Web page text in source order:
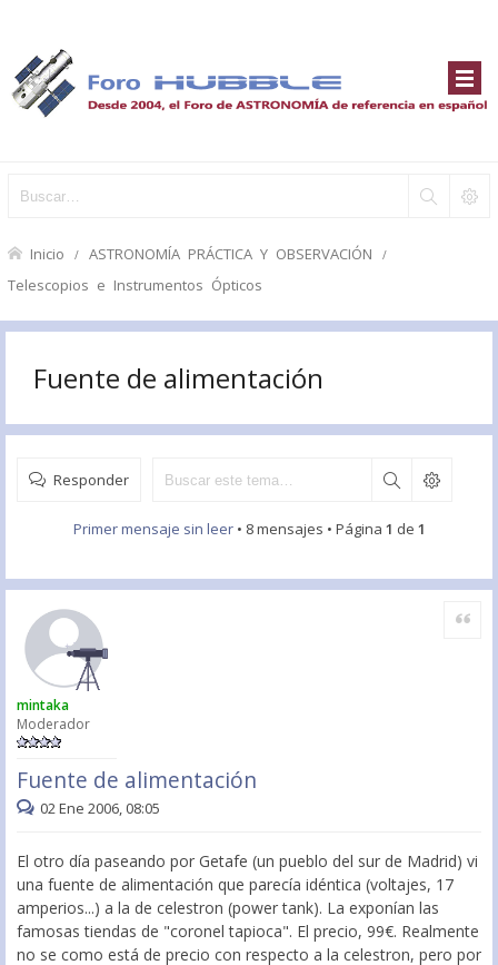
Inicio ASTRONOMÍA PRÁCTICA Y OBSERVACIÓN
Telescopios e Instrumentos Ópticos
Fuente de alimentación
Responder
Primer mensaje sin leer• 8 mensajes • Página 1 de 1
mintaka
Moderador
Fuente de alimentación
Citar
02 Ene 2006, 08:05
El otro día paseando por Getafe (un pueblo del sur de Madrid) vi
una fuente de alimentación que parecía idéntica (voltajes, 17
amperios...) a la de celestron (power tank). La exponían las
famosas tiendas de "coronel tapioca". El precio, 99€. Realmente
no se como está de precio con respecto a la celestron, pero por